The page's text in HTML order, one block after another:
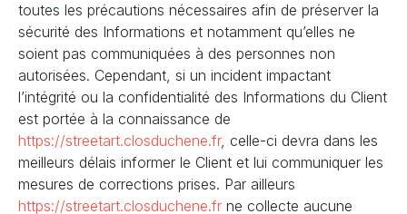
toutes les précautions nécessaires afin de préserver la
sécurité des Informations et notamment qu’elles ne
soient pas communiquées à des personnes non
autorisées. Cependant, si un incident impactant
l’intégrité ou la confidentialité des Informations du Client
est portée à la connaissance de
https://streetart.closduchene.fr, celle-ci devra dans les
meilleurs délais informer le Client et lui communiquer les
mesures de corrections prises. Par ailleurs
https://streetart.closduchene.fr ne collecte aucune